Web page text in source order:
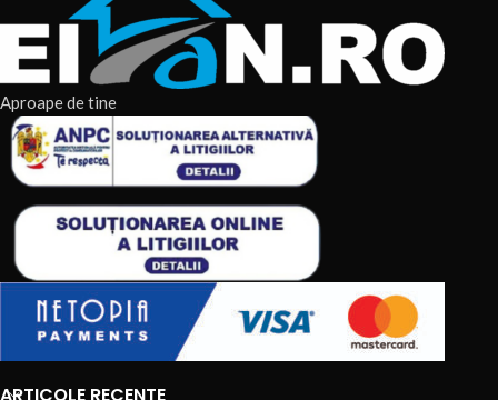
Aproape de tine
ARTICOLE RECENTE